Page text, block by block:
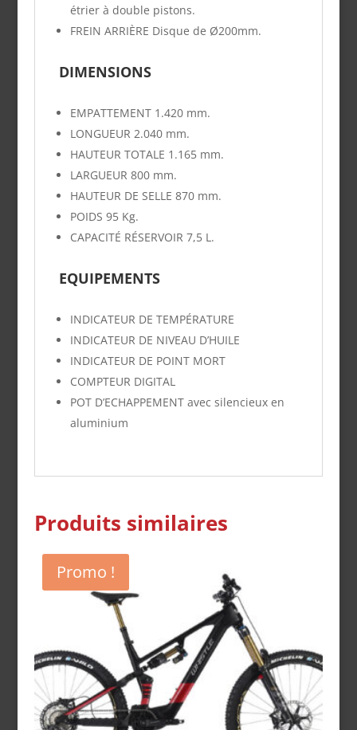
étrier à double pistons.
FREIN ARRIÈRE Disque de Ø200mm.
DIMENSIONS
EMPATTEMENT 1.420 mm.
LONGUEUR 2.040 mm.
HAUTEUR TOTALE 1.165 mm.
LARGUEUR 800 mm.
HAUTEUR DE SELLE 870 mm.
POIDS 95 Kg.
CAPACITÉ RÉSERVOIR 7,5 L.
EQUIPEMENTS
INDICATEUR DE TEMPÉRATURE
INDICATEUR DE NIVEAU D’HUILE
INDICATEUR DE POINT MORT
COMPTEUR DIGITAL
POT D’ECHAPPEMENT avec silencieux en
aluminium
Produits similaires
Promo !